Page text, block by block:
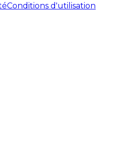
Conditions d'utilisation